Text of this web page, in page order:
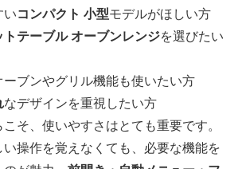
いコンパクト 小型モデルがほしい方
トテーブル オーブンレンジを選びたい
ブンやグリル機能も使いたい方
なデザインを重視したい方
そ、使いやすさはとても重要です。
い操作を覚えなくても、必要な機能を